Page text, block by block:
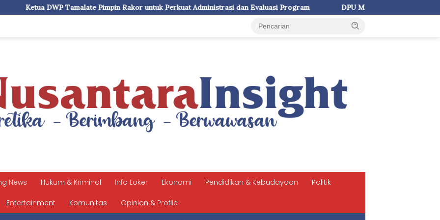
Pimpin Rakor untuk Perkuat Administrasi dan Evaluasi Program DPU Makassar Rekonstruksi Rigid Pavement di Jalan
News Hukum & Kriminal Info Loker Ekonomi Pendidikan & Kebudayaan Politik
Entertainment Komunitas Opinion & Profile